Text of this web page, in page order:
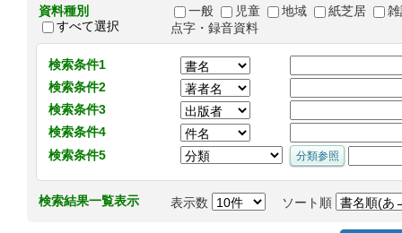
資料種別
すべて選択
一般 児童 地域 紙芝居
点字・録音資料
検索条件1
検索条件2
検索条件3
検索条件4
検索条件5
検索結果一覧表示 表示数 ソート順